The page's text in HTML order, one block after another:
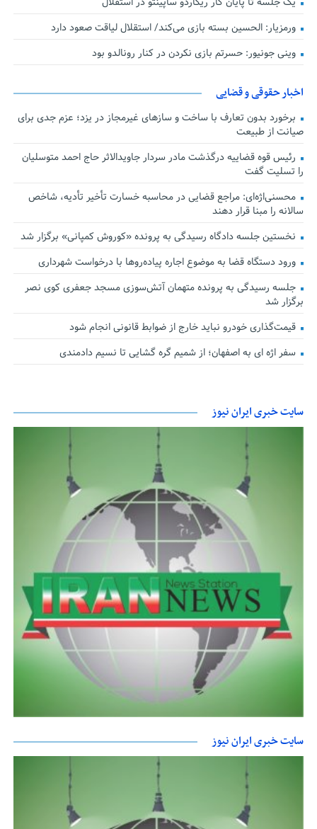
ورمزیار: الحسین بسته بازی می‌کند/ استقلال لیاقت صعود دارد
وینی جونیور: حسرتم بازی نکردن در کنار رونالدو بود
اخبار حقوقی و قضایی
برخورد بدون تعارف با ساخت‌ و سازهای غیرمجاز در یزد؛ عزم جدی برای
صیانت از طبیعت
رئیس قوه قضاییه درگذشت مادر سردار جاویدالاثر حاج احمد متوسلیان
را تسلیت گفت
محسنی‌اژه‌ای: مراجع قضایی در محاسبه خسارت تأخیر تأدیه، شاخص
سالانه را مبنا قرار دهند
نخستین جلسه دادگاه رسیدگی به پرونده «کوروش کمپانی» برگزار شد
ورود دستگاه قضا به موضوع اجاره پیاده‌روها با درخواست شهرداری
جلسه رسیدگی به پرونده متهمان آتش‌سوزی مسجد جعفری کوی نصر
برگزار شد
قیمت‌گذاری خودرو نباید خارج از ضوابط قانونی انجام شود
سفر اژه ای به اصفهان؛ از شمیم گره گشایی تا نسیم دادمندی
سایت خبری ایران نیوز
سایت خبری ایران نیوز